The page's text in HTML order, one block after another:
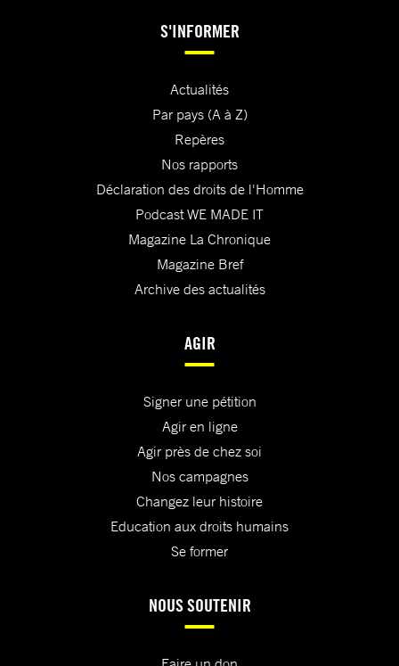
S'INFORMER
Actualités
Par pays (A à Z)
Repères
Nos rapports
Déclaration des droits de l'Homme
Podcast WE MADE IT
Magazine La Chronique
Magazine Bref
Archive des actualités
AGIR
Signer une pétition
Agir en ligne
Agir près de chez soi
Nos campagnes
Changez leur histoire
Education aux droits humains
Se former
NOUS SOUTENIR